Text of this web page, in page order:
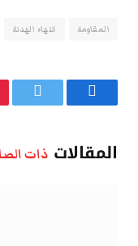
المقاومة انتهاء الهدنة
فيسبوك تويتر
المقالات ذات